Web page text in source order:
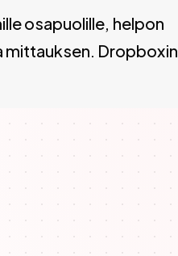
osapuolille, helpon
mittauksen. Dropboxin